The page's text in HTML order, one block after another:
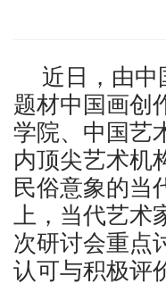
近日，由中
题材中国画创
学院、中国艺
内顶尖艺术机
民俗意象的当
上，当代艺
次研讨会重点
认可与积极评